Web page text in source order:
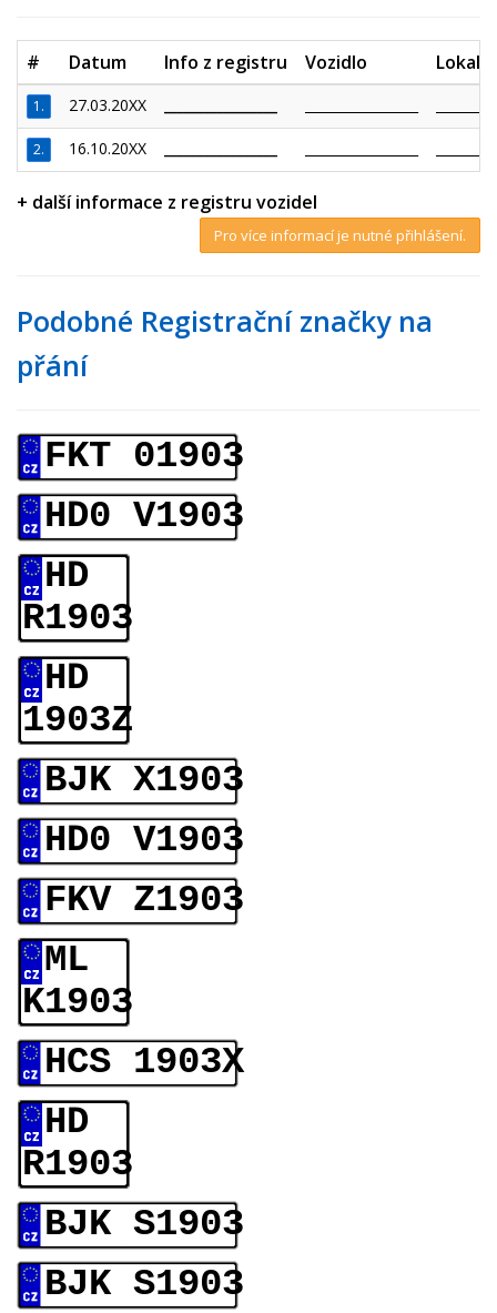
# Datum Info z registru Vozidlo
1. 27.03.20XX
2. 16.10.20XX
+ další informace z registru vozidel
Pro více informací je nutné přihlášení.
Podobné Registrační značky na
přání
FKT 01903
HD0 V1903
HD
R1903
HD
1903Z
BJK X1903
HD0 V1903
FKV Z1903
ML
K1903
HCS 1903X
HD
R1903
BJK S1903
BJK S1903